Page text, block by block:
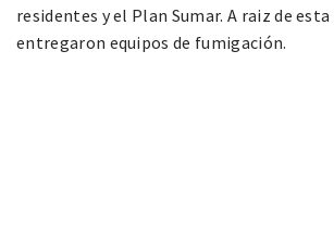
residentes y el Plan Sumar. A raiz de
entregaron equipos de fumigación.